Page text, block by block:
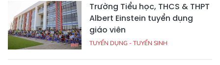
Trường Tiểu học, THCS & THPT
Albert Einstein tuyển dụng
giáo viên
TUYỂN DỤNG - TUYỂN SINH